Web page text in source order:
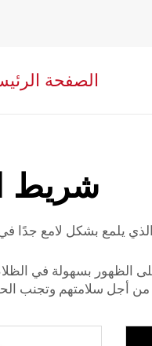
الصفحة
شريط
يلمع بشكل لامع جدًا في
على الظهور بسهولة في
من أجل سلامتهم وتجنب